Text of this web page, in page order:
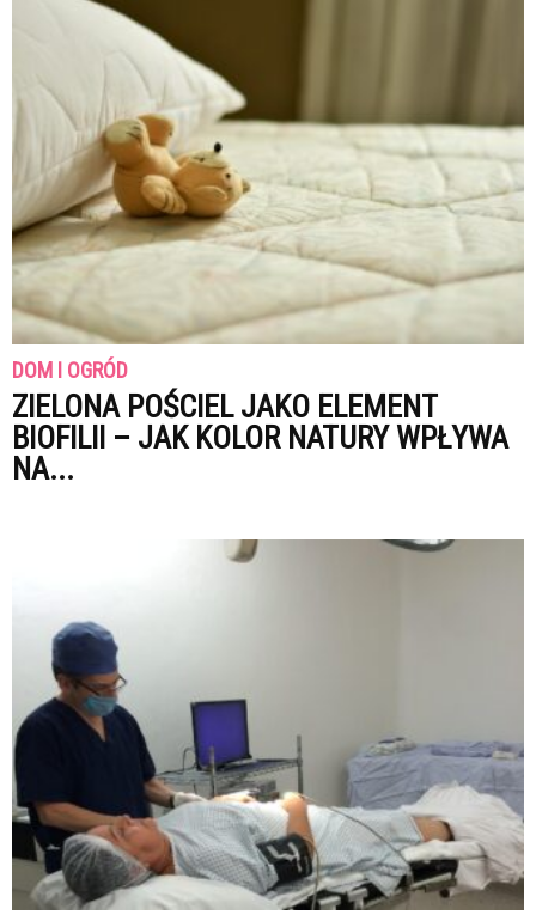
DOM I OGRÓD
ZIELONA POŚCIEL JAKO ELEMENT
BIOFILII – JAK KOLOR NATURY WPŁYWA
NA...